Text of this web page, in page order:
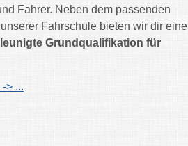
Fahrer. Neben dem passenden
Fahrschule bieten wir dir eine
Grundqualifikation für
> ...